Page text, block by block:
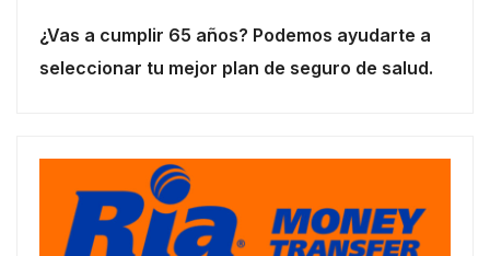
¿Vas a cumplir 65 años? Podemos ayudarte a
seleccionar tu mejor plan de seguro de salud.